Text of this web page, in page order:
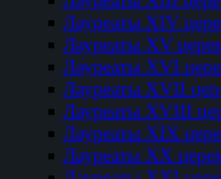
Лауреаты XIV
Лауреаты XV
Лауреаты XVI
Лауреаты XVII
Лауреаты XVIII
Лауреаты XIX
Лауреаты XX